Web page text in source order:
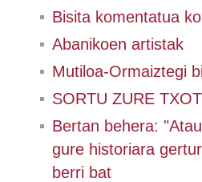
Bisita komentatua
Abanikoen artistak
Mutiloa-Ormaiztegi
SORTU ZURE
Bertan behera:
gure historiara
berri bat